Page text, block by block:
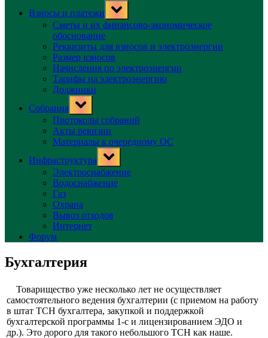
Взносы и платежи
Toggle
sub-
menu
Сметы и их финансово-экономическое
обоснование
Реквизиты для взносов и электроэнергии
Размер взносов
Начисления по электроэнергии
Тарифы на электроэнергию
Должники
Собрания
Toggle
sub-
menu
Протоколы собраний
Акты ревизии
Материалы к очередному ОС
Инфраструктура
Toggle
sub-
menu
Электроснабжение
Водоснабжение
Газ
Охрана
Вывоз отходов
Интернет
Форум
Бухгалтерия
Товарищество уже несколько лет не осуществляет
самостоятельного ведения бухгалтерии (с приемом на работу
в штат ТСН бухгалтера, закупкой и поддержкой
бухгалтерской программы 1-с и лицензированием ЭДО и
др.). Это дорого для такого небольшого ТСН как наше.